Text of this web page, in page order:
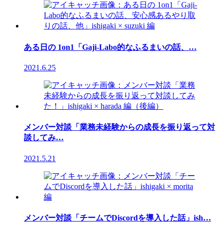
ある日の 1on1「Gaji-Labo的なふるまいの話、…
2021.6.25
メンバー対談「業務未経験からの成長を振り返って対
談してみ…
2021.5.21
メンバー対談「チームでDiscordを導入した話」ish…